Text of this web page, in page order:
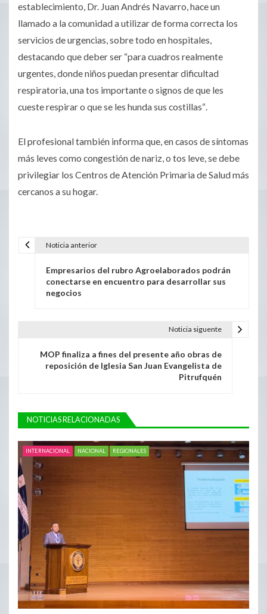
establecimiento, Dr. Juan Andrés Navarro, hace un
llamado a la comunidad a utilizar de forma correcta los
servicios de urgencias, sobre todo en hospitales,
destacando que deber ser “para cuadros realmente
urgentes, donde niños puedan presentar dificultad
respiratoria, una tos importante o signos de que les
cueste respirar o que se les hunda sus costillas“.
El profesional también informa que, en casos de síntomas
más leves como congestión de nariz, o tos leve, se debe
privilegiar los Centros de Atención Primaria de Salud más
cercanos a su hogar.
Noticia anterior
Empresarios del rubro Agroelaborados podrán
conectarse en encuentro para desarrollar sus
negocios
Noticia siguente
MOP finaliza a fines del presente año obras de
reposición de Iglesia San Juan Evangelista de
Pitrufquén
NOTICIAS RELACIONADAS
INTERNACIONAL NACIONAL REGIONALES